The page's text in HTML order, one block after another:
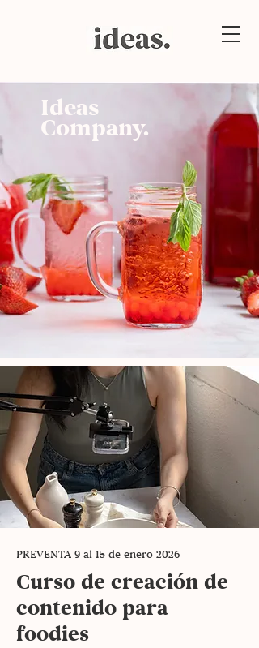
Ideas
Company.
PREVENTA 9 al 15 de enero 2026
Curso de creación de
contenido para
foodies